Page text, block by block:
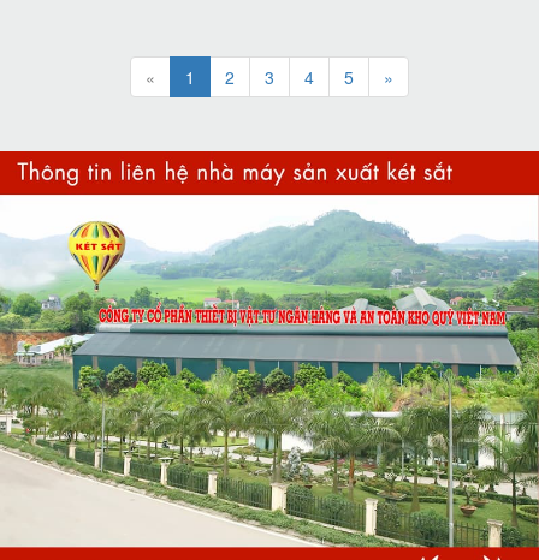
« 1 2 3 4 5 »